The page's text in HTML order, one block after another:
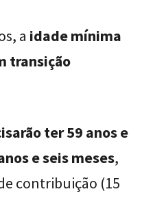
a idade mínima
transição
ter 59 anos e
e seis meses,
contribuição (15